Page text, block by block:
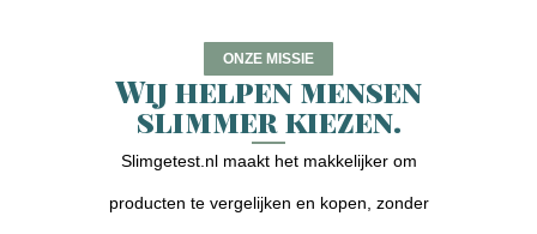
ONZE MISSIE
Wij helpen mensen
slimmer kiezen.
Slimgetest.nl maakt het makkelijker om
producten te vergelijken en kopen, zonder